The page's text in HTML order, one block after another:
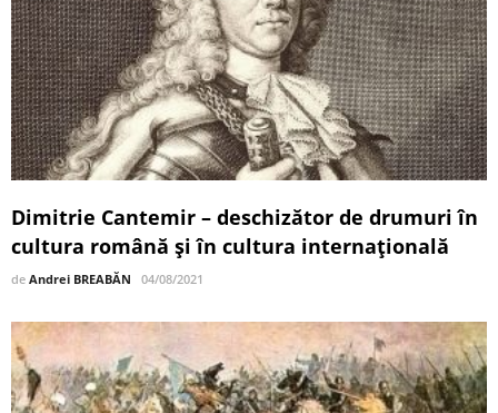
Dimitrie Cantemir – deschizător de drumuri în
cultura română și în cultura internațională
de Andrei BREABĂN 04/08/2021